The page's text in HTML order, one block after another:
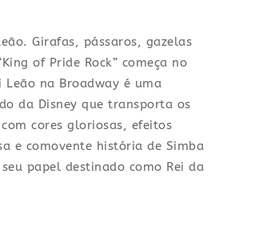
Girafas, pássaros, gazelas
of Pride Rock” começa no
Leão na Broadway é uma
da Disney que transporta os
cores gloriosas, efeitos
e comovente história de Simba
papel destinado como Rei da